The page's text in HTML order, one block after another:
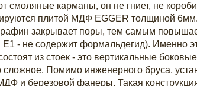
смоляные карманы, он не гниет, не
плитой МДФ EGGER толщиной
закрывает поры, тем самым
Е1 - не содержит формальдегид).
из стоек - это вертикальные
сложное. Помимо инженерного бруса,
и березовой фанеры. Такая